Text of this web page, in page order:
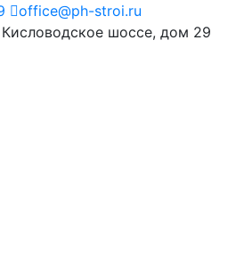
office@ph-stroi.ru
шоссе, дом 29